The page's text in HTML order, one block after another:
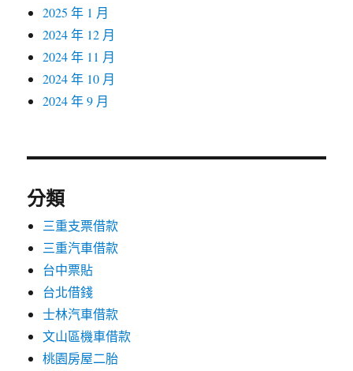
2025 年 1 月
2024 年 12 月
2024 年 11 月
2024 年 10 月
2024 年 9 月
分類
三重支票借款
三重汽車借款
台中票貼
台北借錢
士林汽車借款
文山區機車借款
桃園房屋二胎